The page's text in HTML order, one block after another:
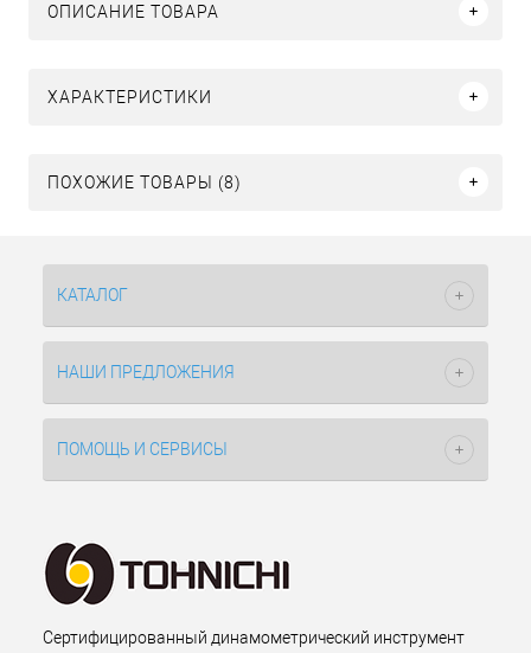
ОПИСАНИЕ ТОВАРА
ХАРАКТЕРИСТИКИ
ПОХОЖИЕ ТОВАРЫ (8)
КАТАЛОГ
НАШИ ПРЕДЛОЖЕНИЯ
ПОМОЩЬ И СЕРВИСЫ
Сертифицированный динамометрический инструмент